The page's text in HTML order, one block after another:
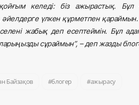
келеді: біз ажырастық.
үлкен құрметпен
жабық деп есептеймін. Бұл
сұраймын”, – деп жазды
Байзақов блогер ажырасу